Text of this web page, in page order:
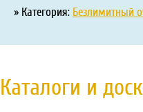
» Категория: Безлимитный
Каталоги и